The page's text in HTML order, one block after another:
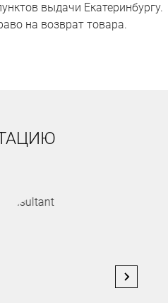
выдачи Екатеринбургу.
на возврат товара.